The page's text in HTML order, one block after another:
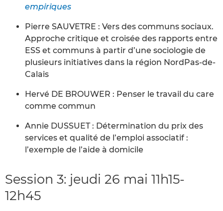
empiriques
Pierre SAUVETRE : Vers des communs sociaux.
Approche critique et croisée des rapports entre
ESS et communs à partir d’une sociologie de
plusieurs initiatives dans la région NordPas-de-
Calais
Hervé DE BROUWER : Penser le travail du care
comme commun
Annie DUSSUET : Détermination du prix des
services et qualité de l’emploi associatif :
l’exemple de l’aide à domicile
Session 3: jeudi 26 mai 11h15-
12h45